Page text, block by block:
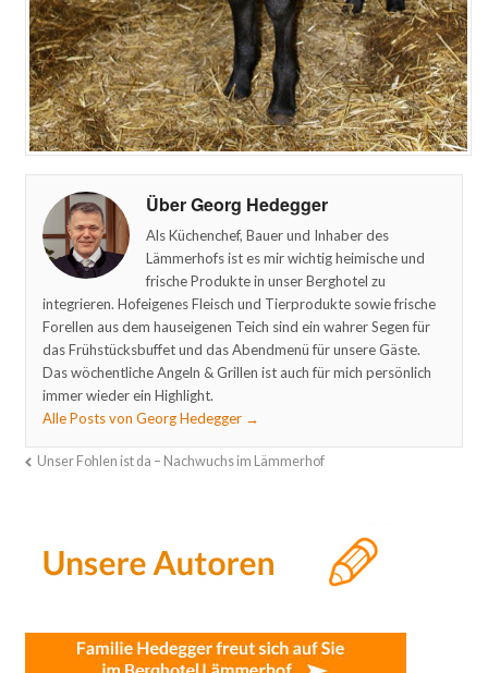
Über Georg Hedegger
Als Küchenchef, Bauer und Inhaber des
Lämmerhofs ist es mir wichtig heimische und
frische Produkte in unser Berghotel zu
integrieren. Hofeigenes Fleisch und Tierprodukte sowie frische
Forellen aus dem hauseigenen Teich sind ein wahrer Segen für
das Frühstücksbuffet und das Abendmenü für unsere Gäste.
Das wöchentliche Angeln & Grillen ist auch für mich persönlich
immer wieder ein Highlight.
Alle Posts von Georg Hedegger →
Unser Fohlen ist da – Nachwuchs im Lämmerhof